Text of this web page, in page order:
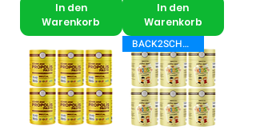
In den
Warenkorb
In den
Warenkorb
BACK2SCHOOL